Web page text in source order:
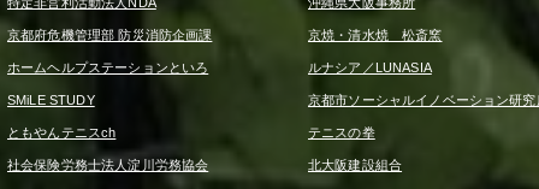
京都府危機管理部 防災消防企画課 京焼・清水焼 松斎窯
ホームヘルプステーションといろ ルナシア／LUNASIA
SMiLE STUDY 京都市ソーシャルイノベーション研究
ともやんテニスch テニスの拳
社会保険労務士法人淀川労務協会 北大阪建設組合